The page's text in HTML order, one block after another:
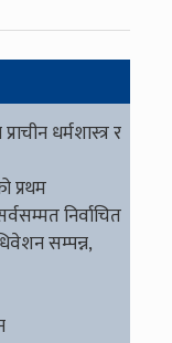
धर्मशास्त्र र
प्रथम
निर्वाचित
सम्पन्न,